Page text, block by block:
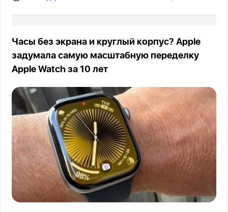
Часы без экрана и круглый корпус? Apple
задумала самую масштабную переделку
Apple Watch за 10 лет